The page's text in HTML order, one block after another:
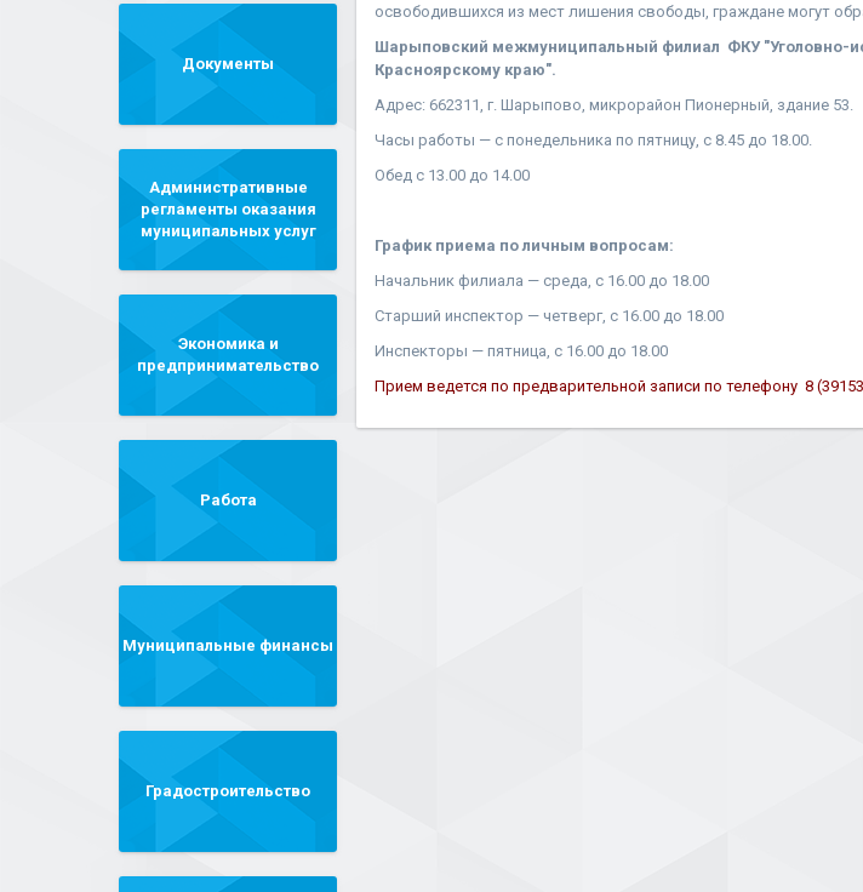
Документы
Административные
регламенты оказания
муниципальных услуг
Экономика и
предпринимательство
Работа
Муниципальные финансы
Градостроительство
освободившихся из мест лишения свободы, граждане могут
Шарыповский межмуниципальный филиал ФКУ "Уголовно-
Красноярскому краю".
Адрес: 662311, г. Шарыпово, микрорайон Пионерный, здание 53.
Часы работы — с понедельника по пятницу, с 8.45 до 18.00.
Обед с 13.00 до 14.00
График приема по личным вопросам:
Начальник филиала — среда, с 16.00 до 18.00
Старший инспектор — четверг, с 16.00 до 18.00
Инспекторы — пятница, с 16.00 до 18.00
Прием ведется по предварительной записи по телефону 8